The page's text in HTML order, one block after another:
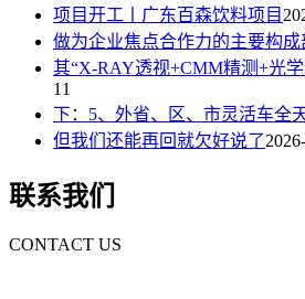
项目开工丨广东百森饮料项目
做为企业焦点合作力的主要构成
其“X-RAY透视+CMM精测+光
11
下：5、外省、区、市灵活车全
但我们还能再回就欠好说了
联系我们
CONTACT US